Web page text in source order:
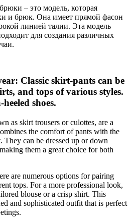
– это модель, которая
и брюк. Она имеет прямой фасон
линией талии. Эта модель
для создания различных
Classic skirt-pants can be
and tops of various styles.
shoes.
as skirt trousers or culottes, are a
the comfort of pants with the
They can be dressed up or down
them a great choice for both
are numerous options for pairing
tops. For a more professional look,
blouse or a crisp shirt. This
and sophisticated outfit that is perfect